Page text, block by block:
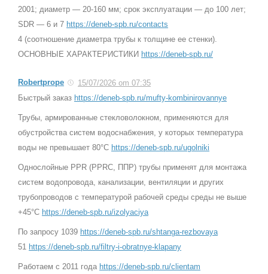
2001; диаметр — 20-160 мм; срок эксплуатации — до 100 лет;
SDR — 6 и 7 https://deneb-spb.ru/contacts
4 (соотношение диаметра трубы к толщине ее стенки).
ОСНОВНЫЕ ХАРАКТЕРИСТИКИ https://deneb-spb.ru/
Robertprope
15/07/2026 om 07:35
Быстрый заказ https://deneb-spb.ru/mufty-kombinirovannye
Трубы, армированные стекловолокном, применяются для
обустройства систем водоснабжения, у которых температура
воды не превышает 80°C https://deneb-spb.ru/ugolniki
Однослойные PPR (PPRС, ППР) трубы применят для монтажа
систем водопровода, канализации, вентиляции и других
трубопроводов с температурой рабочей среды среды не выше
+45°C https://deneb-spb.ru/izolyaciya
По запросу 1039 https://deneb-spb.ru/shtanga-rezbovaya
51 https://deneb-spb.ru/filtry-i-obratnye-klapany
Работаем с 2011 года https://deneb-spb.ru/clientam